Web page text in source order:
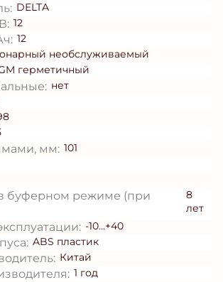
DELTA
12
12
необслуживаемый
герметичный
нет
мм: 101
буферном режиме (при
8
лет
-10...+40
ABS пластик
Китай
1 год